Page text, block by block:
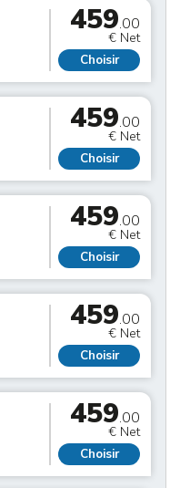
459.00
€ Net
Choisir
459.00
€ Net
Choisir
459.00
€ Net
Choisir
459.00
€ Net
Choisir
459.00
€ Net
Choisir